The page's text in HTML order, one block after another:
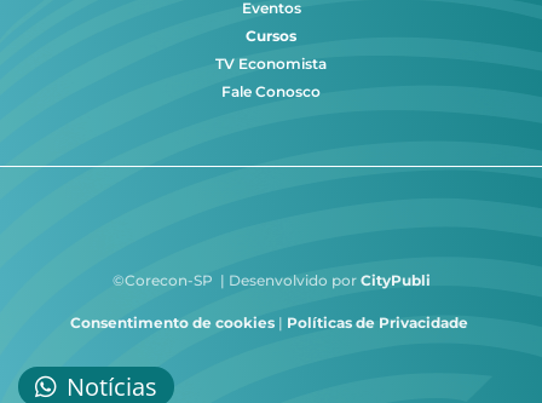
Eventos
Cursos
TV Economista
Fale Conosco
©Corecon-SP | Desenvolvido por CityPubli
Consentimento de cookies | Políticas de Privacidade
Notícias